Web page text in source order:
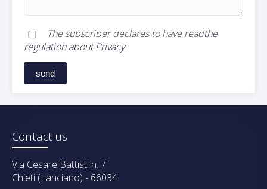
The subscriber declares to have readthe
regulation about Privacy
Contact us
Via Cesare Battisti n. 7
Chieti (Lanciano) - 66034